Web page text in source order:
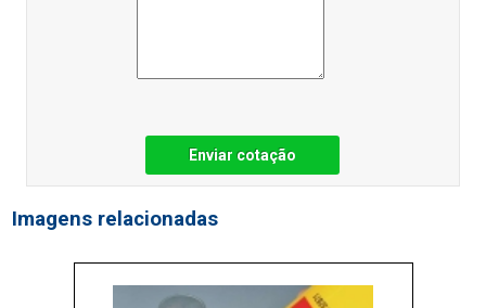
Enviar cotação
Imagens relacionadas